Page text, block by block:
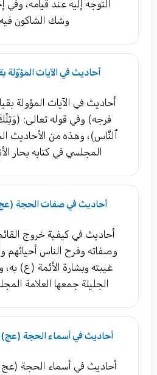
التوجه إليه عند قيامه،
وشك الشاكون
أحاديث في الآيات المؤوّلة
أحاديث في الآيات المؤولة
فرجه) وفي قوله تعالى: (وَتِلۡكَ
ٱلنَّاسِ)، وهذه من الأحاديث
المجلسي في كتابه بحار
أحاديث في صفات الحجة
أحاديث في كيفية خروج
وصفاته وفرح الناس أحيائهم
غيبته وبشارة الأئمة (ع)
الجليلة جمعها العلامة
أحاديث في أسماء الحجة (عج)
أحاديث في أسماء الحجة (عج)